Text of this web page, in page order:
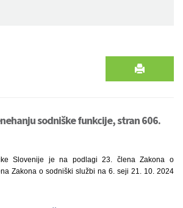
sodniške funkcije, stran 606.
Slovenije je na podlagi 23. člena Zakona o
Zakona o sodniški službi na 6. seji 21. 10. 2024